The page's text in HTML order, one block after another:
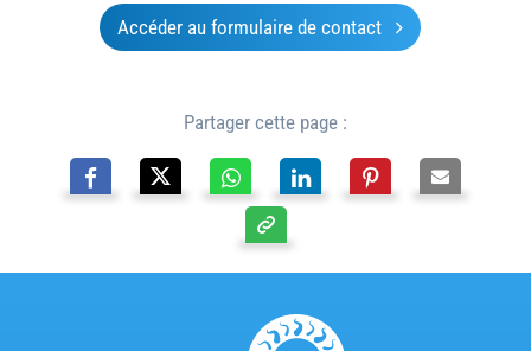
Accéder au formulaire de contact
Partager cette page :